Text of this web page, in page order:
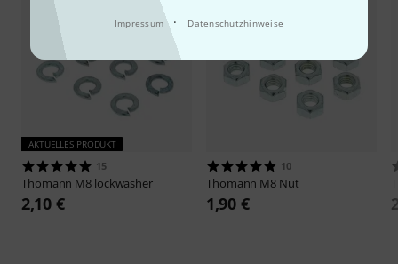
Impressum · Datenschutzhinweise
AKTUELLES PRODUKT
15
Thomann M8 lockwasher
2,10 €
10
Thomann M8 Nut
1,90 €